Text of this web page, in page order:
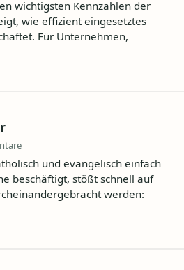
wichtigsten Kennzahlen der
wie effizient eingesetztes
Für Unternehmen,
und evangelisch einfach
beschäftigt, stößt schnell auf
werden: